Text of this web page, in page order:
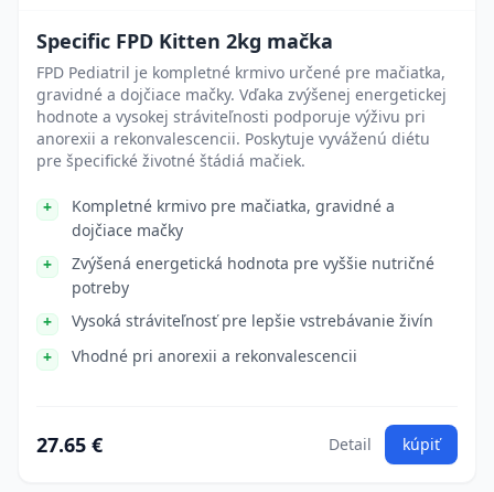
Specific FPD Kitten 2kg mačka
FPD Pediatril je kompletné krmivo určené pre mačiatka,
gravidné a dojčiace mačky. Vďaka zvýšenej energetickej
hodnote a vysokej stráviteľnosti podporuje výživu pri
anorexii a rekonvalescencii. Poskytuje vyváženú diétu
pre špecifické životné štádiá mačiek.
Kompletné krmivo pre mačiatka, gravidné a
dojčiace mačky
Zvýšená energetická hodnota pre vyššie nutričné
potreby
Vysoká stráviteľnosť pre lepšie vstrebávanie živín
Vhodné pri anorexii a rekonvalescencii
27.65 € Detail kúpiť